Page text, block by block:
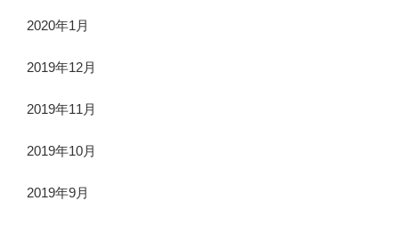
2020年1月
2019年12月
2019年11月
2019年10月
2019年9月